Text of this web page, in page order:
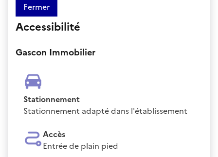
Fermer
Accessibilité
Gascon Immobilier
Stationnement
Stationnement adapté dans l'établissement
Accès
Entrée de plain pied